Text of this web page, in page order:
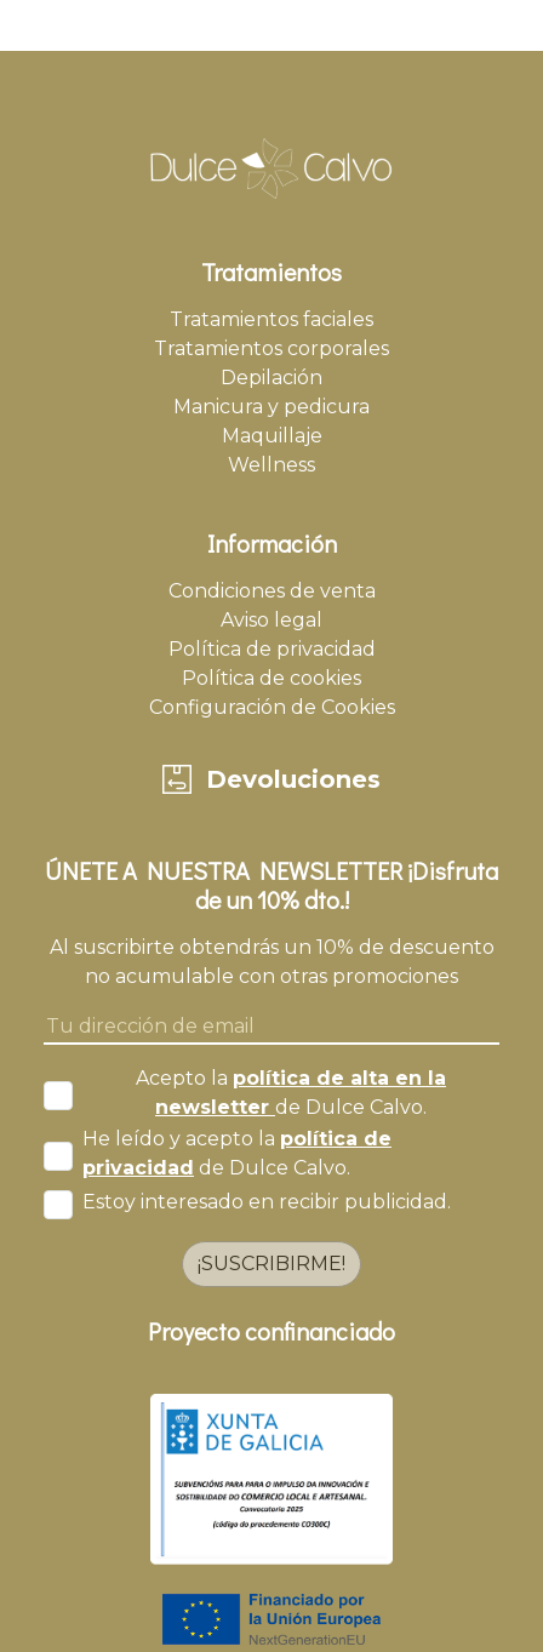
Tratamientos
Tratamientos faciales
Tratamientos corporales
Depilación
Manicura y pedicura
Maquillaje
Wellness
Información
Condiciones de venta
Aviso legal
Política de privacidad
Política de cookies
Configuración de Cookies
Devoluciones
ÚNETE A NUESTRA NEWSLETTER ¡Disfruta
de un 10% dto.!
Al suscribirte obtendrás un 10% de descuento
no acumulable con otras promociones
Acepto la política de alta en la
newsletter de Dulce Calvo.
He leído y acepto la política de
privacidad de Dulce Calvo.
Estoy interesado en recibir publicidad.
¡SUSCRIBIRME!
Proyecto confinanciado